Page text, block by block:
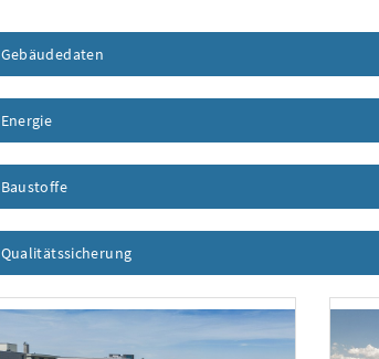
Gebäudedaten
Energie
BaustoffeInhalt aufklappen
Qualitätssicherung